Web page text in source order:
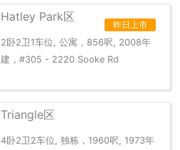
昨日上市
Hatley Park区
2卧2卫1车位, 公寓，856呎, 2008年
建，#305 - 2220 Sooke Rd
Triangle区
4卧2卫2车位, 独栋，1960呎, 1973年